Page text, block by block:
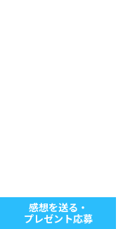
感想を送る・
プレゼント応募